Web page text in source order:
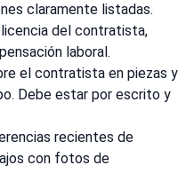
claramente listadas.
licencia del contratista,
laboral.
el contratista en piezas y
Debe estar por escrito y
recientes de
con fotos de